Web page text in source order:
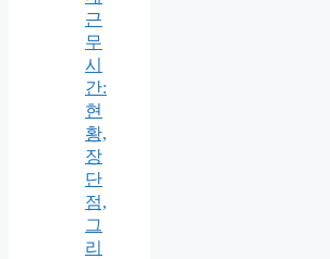
근
무
시
간:
현
황,
장
단
점,
그
리